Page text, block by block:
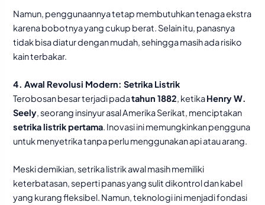
Namun, penggunaannya tetap membutuhkan tenaga ekstra
karena bobotnya yang cukup berat. Selain itu, panasnya
tidak bisa diatur dengan mudah, sehingga masih ada risiko
kain terbakar.
4. Awal Revolusi Modern:Setrika Listrik
Terobosan besar terjadi padatahun 1882, ketikaHenry W.
Seely, seorang insinyur asal Amerika Serikat, menciptakan
setrika listrik pertama. Inovasi ini memungkinkan pengguna
untuk menyetrika tanpa perlu menggunakan api atau arang.
Meski demikian, setrika listrik awal masih memiliki
keterbatasan, seperti panas yang sulit dikontrol dan kabel
yang kurang fleksibel. Namun, teknologi ini menjadi fondasi